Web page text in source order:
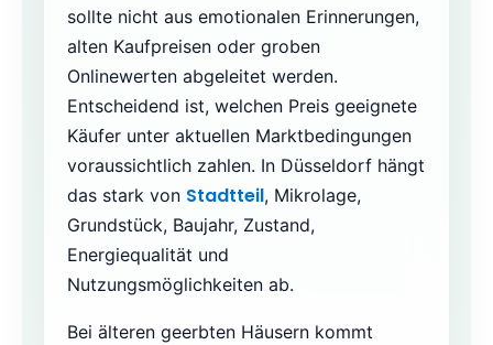
sollte nicht aus emotionalen Erinnerungen,
alten Kaufpreisen oder groben
Onlinewerten abgeleitet werden.
Entscheidend ist, welchen Preis geeignete
Käufer unter aktuellen Marktbedingungen
voraussichtlich zahlen. In Düsseldorf hängt
das stark von Stadtteil, Mikrolage,
Grundstück, Baujahr, Zustand,
Energiequalität und
Nutzungsmöglichkeiten ab.
Bei älteren geerbten Häusern kommt